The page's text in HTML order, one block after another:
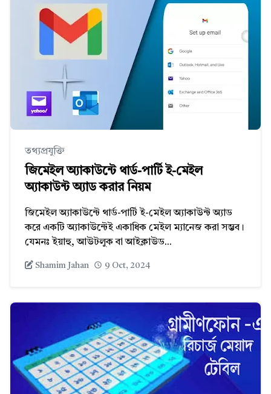
তথ্যপ্রযুক্তি
জিমেইল অ্যাকাউন্টে থার্ড-পার্টি ই-মেইল
অ্যাকাউন্ট অ্যাড করার নিয়ম
জিমেইল অ্যাকাউন্টে থার্ড-পার্টি ই-মেইল অ্যাকাউন্ট অ্যাড
করে একটি অ্যাকাউন্টেই একাধিক মেইল ম্যানেজ করা সম্ভব।
যেমনঃ ইয়াহু, আউটলুক বা আইক্লাউড...
Shamim Jahan 9 Oct, 2024